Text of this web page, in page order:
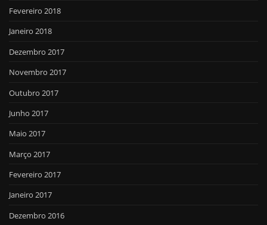
Fevereiro 2018
Janeiro 2018
Dezembro 2017
Novembro 2017
Outubro 2017
Junho 2017
Maio 2017
Março 2017
Fevereiro 2017
Janeiro 2017
Dezembro 2016